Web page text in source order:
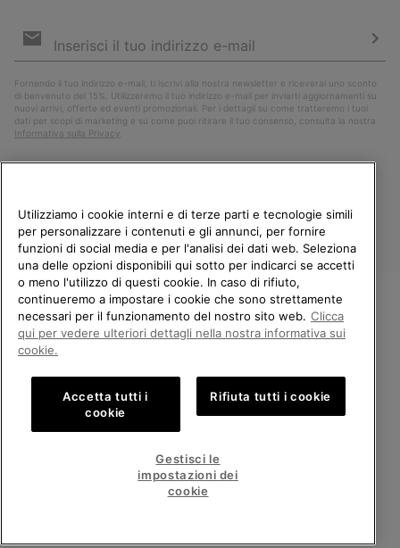
e-
Fornendo il tuo indirizzo e-mail, ti iscrivi alla nostra newsletter e riceverai uno sconto
di benvenuto del 15%. Utilizzeremo il tuo indirizzo e-mail per inviarti aggiornamenti su
nuovi arrivi, offerte ed eventi promozionali. Per i dettagli su come tratteremo i tuoi
dati per scopi di marketing e su come puoi ritirare il tuo consenso, consulta la nostra
Informativa sulla Privacy
Italia
©2026Columbia Sportswear Company. Avenue des Morgines, 12 1213
Petit-Lancy Switzerland. Tutti i diritti riservati.
Politica sulla privacy Termini di utilizzo
Condizioni Generali di Vendita Cookies
Public CBCR
Servizio clienti: Lun. - Ven. 9:00 - 13:00 & 14:00 - 18:00
BENVENUTO/A IN SOREL.
SELEZIONA IL TUO PAESE DI
Shopping online disponibile
VISUALIZZA TUTTI I PAESI
Utilizziamo i cookie interni e di terze parti e tecnologie simili
per personalizzare i contenuti e gli annunci, per fornire
funzioni di social media e per l'analisi dei dati web. Seleziona
una delle opzioni disponibili qui sotto per indicarci se accetti
o meno l'utilizzo di questi cookie. In caso di rifiuto,
continueremo a impostare i cookie che sono strettamente
necessari per il funzionamento del nostro sito web. Clicca
qui per vedere ulteriori dettagli nella nostra informativa sui
cookie.
Accetta tutti i
cookie
Rifiuta tutti i cookie
Gestisci le
impostazioni dei
cookie